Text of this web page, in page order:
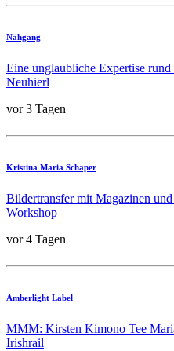
Nähgang
Eine unglaubliche Expertise
Neuhierl
vor 3 Tagen
Kristina Maria Schaper
Bildertransfer mit Magazinen
Workshop
vor 4 Tagen
Amberlight Label
MMM: Kirsten Kimono Tee
Irishrail